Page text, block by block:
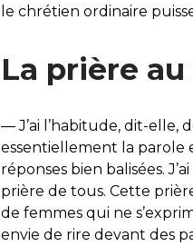
le chrétien ordinaire
La prière
— J’ai l’habitude, dit-elle,
essentiellement la parole
réponses bien balisées.
prière de tous. Cette
de femmes qui ne
envie de rire devant des